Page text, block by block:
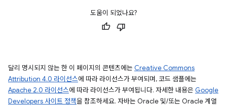
도움이 되었나요?
달리 명시되지 않는 한 이 페이지의 콘텐츠에는 Creative Commons
Attribution 4.0 라이선스에 따라 라이선스가 부여되며, 코드 샘플에는
Apache 2.0 라이선스에 따라 라이선스가 부여됩니다. 자세한 내용은 Google
Developers 사이트 정책을 참조하세요. 자바는 Oracle 및/또는 Oracle 계열